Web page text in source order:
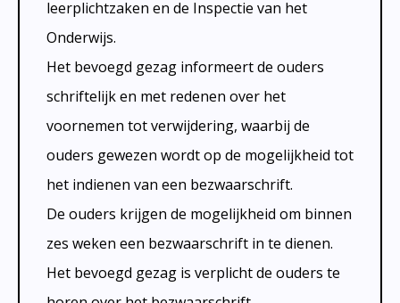
leerplichtzaken en de Inspectie van het
Onderwijs.
Het bevoegd gezag informeert de ouders
schriftelijk en met redenen over het
voornemen tot verwijdering, waarbij de
ouders gewezen wordt op de mogelijkheid tot
het indienen van een bezwaarschrift.
De ouders krijgen de mogelijkheid om binnen
zes weken een bezwaarschrift in te dienen.
Het bevoegd gezag is verplicht de ouders te